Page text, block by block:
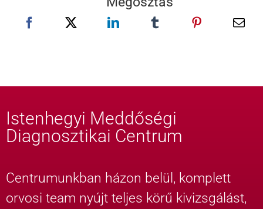
Istenhegyi Meddőségi
Diagnosztikai Centrum
Centrumunkban házon belül, komplett
orvosi team nyújt teljes körű kivizsgálást,